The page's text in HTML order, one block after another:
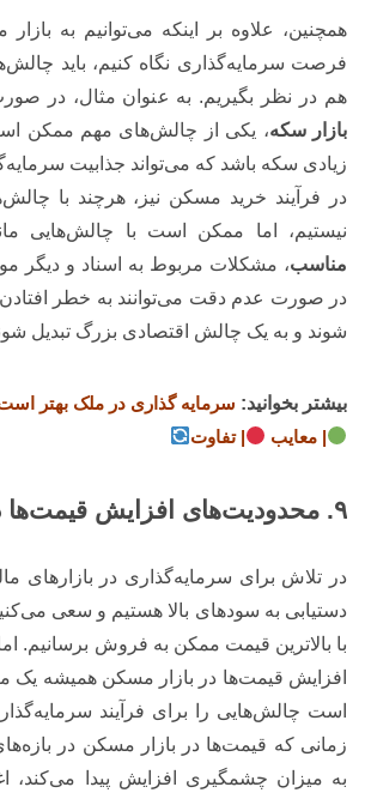
همچنین، علاوه بر اینکه می‌توانیم به
فرصت سرمایه‌گذاری نگاه کنیم، باید
هم در نظر بگیریم. به عنوان مثال، در
بازار سکه، یکی از چالش‌های مهم ممکن
زیادی سکه باشد که می‌تواند جذابیت
در فرآیند خرید مسکن نیز، هرچند با
نیستیم، اما ممکن است با چالش‌هایی
مناسب، مشکلات مربوط به اسناد و دیگر
در صورت عدم دقت می‌توانند به خطر افتادن
شوند و به یک چالش اقتصادی بزرگ تبدیل
بیشتر بخوانید: سرمایه گذاری در ملک بهتر است
| معایب
| تفاوت
۹. محدودیت‌های افزایش قیمت‌ها در بازار مسکن
در تلاش برای سرمایه‌گذاری در بازارهای
دستیابی به سودهای بالا هستیم و سعی
با بالاترین قیمت ممکن به فروش برسانیم.
افزایش قیمت‌ها در بازار مسکن همیشه
است چالش‌هایی را برای فرآیند
زمانی که قیمت‌ها در بازار مسکن در
به میزان چشمگیری افزایش پیدا می‌کند،